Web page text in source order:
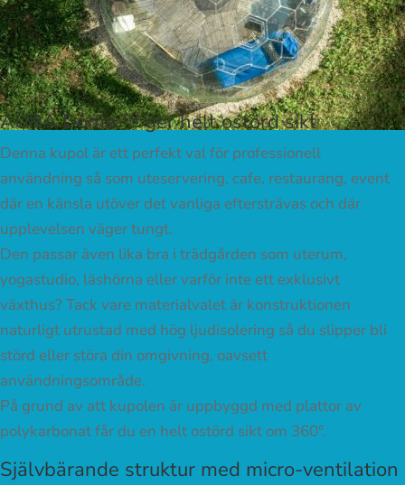
AURA Dome ™ ger helt ostörd sikt
Denna kupol är ett perfekt val för professionell
användning så som uteservering, cafe, restaurang, event
där en känsla utöver det vanliga eftersträvas och där
upplevelsen väger tungt.
Den passar även lika bra i trädgården som uterum,
yogastudio, läshörna eller varför inte ett exklusivt
växthus? Tack vare materialvalet är konstruktionen
naturligt utrustad med hög ljudisolering så du slipper bli
störd eller störa din omgivning, oavsett
användningsområde.
På grund av att kupolen är uppbyggd med plattor av
polykarbonat får du en helt ostörd sikt om 360°.
Självbärande struktur med micro-ventilation